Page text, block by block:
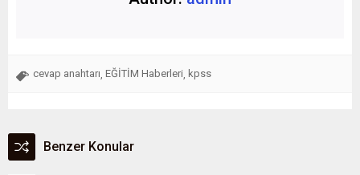
cevap anahtarı EĞİTİM Haberleri kpss
Benzer Konular